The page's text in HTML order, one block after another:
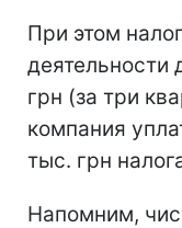
При этом
деятельности
грн (за три
компания
тыс. грн
Напомним,